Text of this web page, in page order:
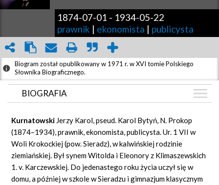
1874-07-01 - 1934-05-22
prawnik | ekonomista | publicysta
Biogram został opublikowany w 1971 r. w XVI tomie Polskiego
Słownika Biograficznego.
BIOGRAFIA
ZDJĘCIA
(1)
GRAF POWIĄZAŃ
DYSKUSJA
Mapa
Kurnatowski Jerzy Karol, pseud. Karol Bytyń, N. Prokop
(1874–1934), prawnik, ekonomista, publicysta. Ur. 1 VII w
Woli Krokockiej (pow. Sieradz), w kalwińskiej rodzinie
ziemiańskiej. Był synem Witolda i Eleonory z Klimaszewskich
1. v. Karczewskiej. Do jedenastego roku życia uczył się w
domu, a później w szkole w Sieradzu i gimnazjum klasycznym